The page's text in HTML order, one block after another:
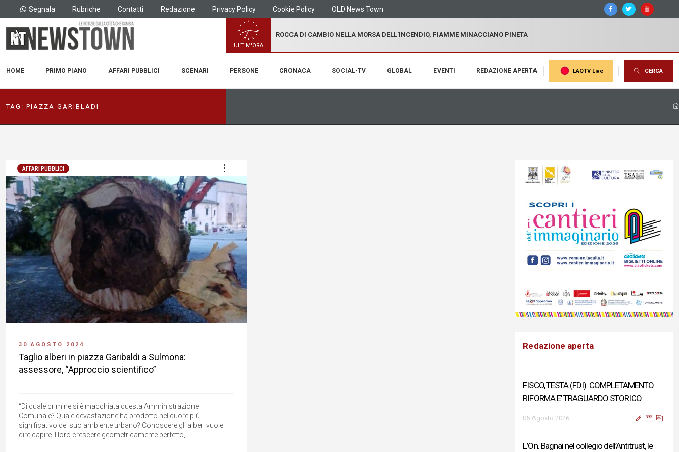
Segnala Rubriche Contatti Redazione Privacy Policy Cookie Policy OLD News Town
ULTIM'ORA
ROCCA DI CAMBIO NELLA MORSA DELL'INCENDIO, FIAMME MINACCIANO PINETA
HOME PRIMO PIANO AFFARI PUBBLICI SCENARI PERSONE CRONACA SOCIAL-TV GLOBAL EVENTI REDAZIONE APERTA LAQTV Live CERCA
TAG: PIAZZA GARIBLADI
AFFARI PUBBLICI
30 AGOSTO 2024
Taglio alberi in piazza Garibaldi a Sulmona:
assessore, “Approccio scientifico”
“Di quale crimine si è macchiata questa Amministrazione
Comunale? Quale devastazione ha prodotto nel cuore più
significativo del suo ambiente urbano? Conoscere gli alberi vuole
dire capire il loro crescere geometricamente perfetto,...
Redazione aperta
FISCO, TESTA (FDI): COMPLETAMENTO
RIFORMA E’ TRAGUARDO STORICO
05 Agosto 2026
L’On. Bagnai nel collegio dell’Antitrust, le